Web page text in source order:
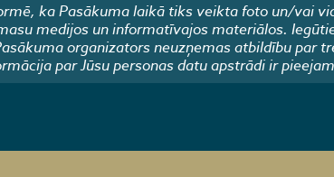
ka Pasākuma laikā tiks veikta foto un/vai
medijos un informatīvajos materiālos.
organizators neuzņemas atbildību par
par Jūsu personas datu apstrādi ir